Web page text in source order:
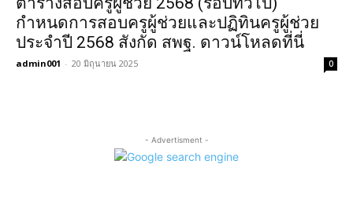
กำหนดการสอบครูผู้ช่วยและปฏิทินครูผู้ช่วย
ประจำปี 2568 สังกัด สพฐ. ดาวน์โหลดที่นี่
admin001 - 20 มิถุนายน 2025 0
- Advertisment -